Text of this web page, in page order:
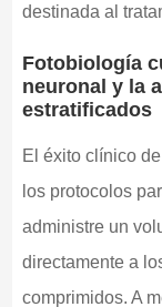
destinada al
Fotobiología
neuronal y la
estratificados
El éxito clínico
los protocolos
administre un
directamente a
comprimidos. A